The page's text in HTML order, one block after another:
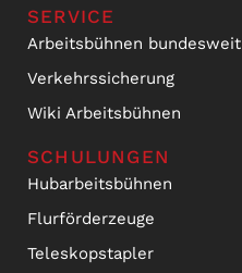
SERVICE
Arbeitsbühnen bundesweit
Verkehrssicherung
Wiki Arbeitsbühnen
SCHULUNGEN
Hubarbeitsbühnen
Flurförderzeuge
Teleskopstapler